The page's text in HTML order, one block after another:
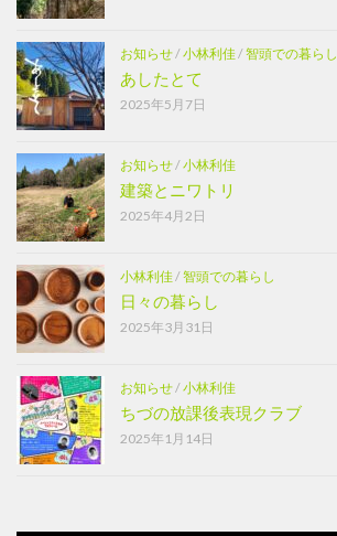
お知らせ/小林利佳/智頭での暮らし
あしたとて
2025年5月7日
お知らせ/小林利佳
建築とニワトリ
2025年4月2日
小林利佳/智頭での暮らし
日々の暮らし
2025年3月31日
お知らせ/小林利佳
ちづの放課後表現クラブ
2025年1月14日